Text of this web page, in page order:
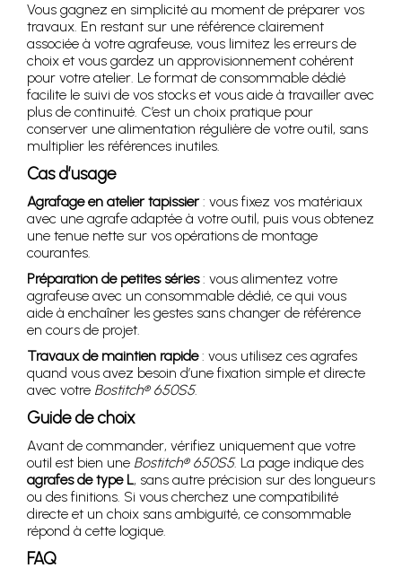
Vous gagnez en simplicité au moment de préparer vos
travaux. En restant sur une référence clairement
associée à votre agrafeuse, vous limitez les erreurs de
choix et vous gardez un approvisionnement cohérent
pour votre atelier. Le format de consommable dédié
facilite le suivi de vos stocks et vous aide à travailler avec
plus de continuité. C’est un choix pratique pour
conserver une alimentation régulière de votre outil, sans
multiplier les références inutiles.
Cas d’usage
Agrafage en atelier tapissier: vous fixez vos matériaux
avec une agrafe adaptée à votre outil, puis vous obtenez
une tenue nette sur vos opérations de montage
courantes.
Préparation de petites séries: vous alimentez votre
agrafeuse avec un consommable dédié, ce qui vous
aide à enchaîner les gestes sans changer de référence
en cours de projet.
Travaux de maintien rapide: vous utilisez ces agrafes
quand vous avez besoin d’une fixation simple et directe
avec votre Bostitch® 650S5.
Guide de choix
Avant de commander, vérifiez uniquement que votre
outil est bien une Bostitch® 650S5. La page indique des
agrafes de type L, sans autre précision sur des longueurs
ou des finitions. Si vous cherchez une compatibilité
directe et un choix sans ambiguïté, ce consommable
répond à cette logique.
FAQ